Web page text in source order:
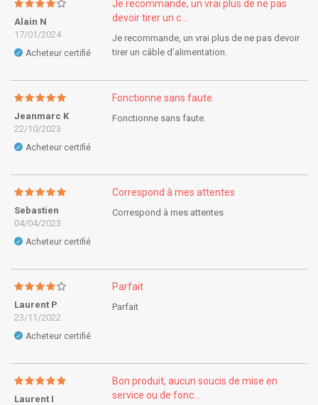
Alain N
17/01/2024
✓ Acheteur certifié
Je recommande, un vrai plus de ne pas
devoir tirer un c...
Je recommande, un vrai plus de ne pas devoir
tirer un câble d’alimentation.
Jeanmarc K
22/10/2023
✓ Acheteur certifié
Fonctionne sans faute.
Fonctionne sans faute.
Sebastien
04/04/2023
✓ Acheteur certifié
Correspond à mes attentes
Correspond à mes attentes
Laurent P
23/11/2022
✓ Acheteur certifié
Parfait
Parfait
Laurent I
Bon produit, aucun soucis de mise en
service ou de fonc...